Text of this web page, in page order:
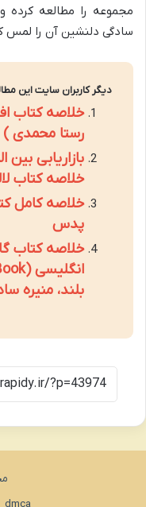
مجموعه را مطالعه
سادگی دلنشین آن را لمس
دیگر کاربران سایت این
خلاصه کتاب
رستا محمدی )
بازاریابی بین
خلاصه کتاب
خلاصه کامل
پدس
خلاصه کتاب
بلند، منیره
dmca